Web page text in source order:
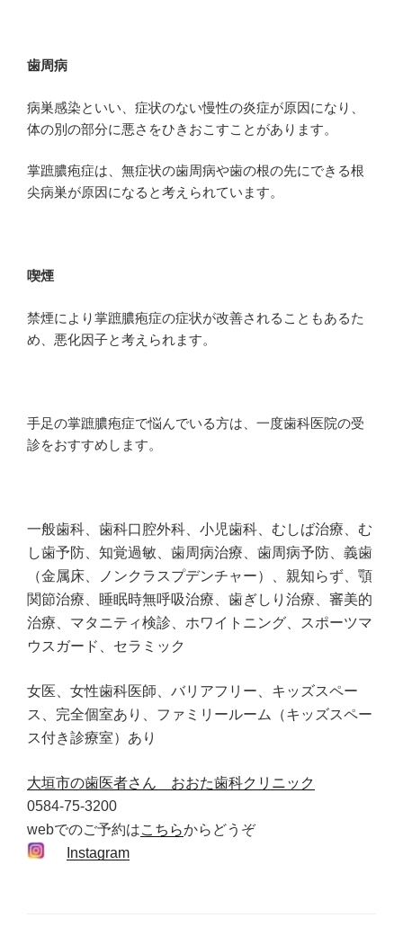
歯周病
病巣感染といい、症状のない慢性の炎症が原因になり、
体の別の部分に悪さをひきおこすことがあります。
掌蹠膿疱症は、無症状の歯周病や歯の根の先にできる根
尖病巣が原因になると考えられています。
喫煙
禁煙により掌蹠膿疱症の症状が改善されることもあるた
め、悪化因子と考えられます。
手足の掌蹠膿疱症で悩んでいる方は、一度歯科医院の受
診をおすすめします。
一般歯科、歯科口腔外科、小児歯科、むしば治療、む
し歯予防、知覚過敏、歯周病治療、歯周病予防、義歯
（金属床、ノンクラスプデンチャー）、親知らず、顎
関節治療、睡眠時無呼吸治療、歯ぎしり治療、審美的
治療、マタニティ検診、ホワイトニング、スポーツマ
ウスガード、セラミック
女医、女性歯科医師、バリアフリー、キッズスペー
ス、完全個室あり、ファミリールーム（キッズスペー
ス付き診療室）あり
大垣市の歯医者さん おおた歯科クリニック
0584-75-3200
webでのご予約はこちらからどうぞ
Instagram